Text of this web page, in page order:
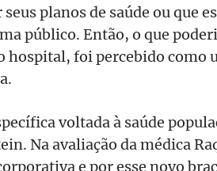
planos de saúde ou que
público. Então, o que
hospital, foi percebido como
voltada à saúde
Na avaliação da médica
e por esse novo